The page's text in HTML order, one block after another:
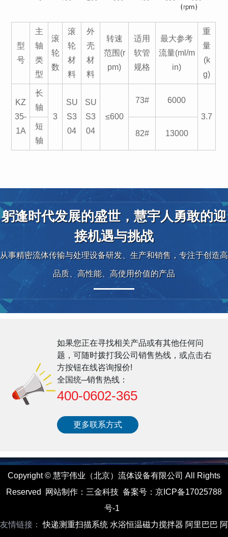
型
号
主
轴
类
型
滚
轮
数
滚
轮
材
料
外
壳
材
料
转速
范围(r
pm)
适用
软管
规格
最大参考
流量(ml/m
in)
重
量
(k
g)
KZ
35-
1A
长
轴
3
SU
S3
04
SU
S3
04
≤600
73#
6000
3.7
短
轴
82# 13000
躬逢时代发展的盛世，慧宇人勇敢的迎
接机遇与挑战
从事精密流体传输与处理设备研发、生产和销售，专注于创造高
品质、高性能、高使用价值的产品
如果您正在寻找相关产品或有其他任何问
题，可随时拨打我公司销售热线，或点击右
方按钮在线咨询报价!
全国统─销售热线：
400-0602-365
更多联系方式
Copyright© 慧宇伟业（北京）流体设备有限公司 All Rights
Reserved
网站制作 ： 三金科技 备案号： 京ICP备17025788
号-1
友情链接：快递测重扫描系统 水浴恒温磁力搅拌器 阿里巴巴 阿